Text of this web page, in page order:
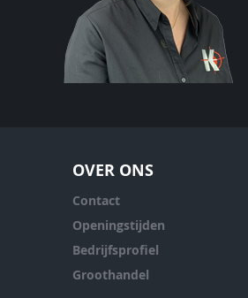
OVER ONS
Contact
Openingstijden
Bedrijfsprofiel
Groothandel